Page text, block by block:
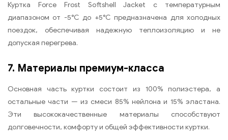
Куртка Force Frost Softshell Jacket с температурным
диапазоном от -5°C до +5°C предназначена для холодных
поездок, обеспечивая надежную теплоизоляцию и не
допуская перегрева.
7. Материалы премиум-класса
Основная часть куртки состоит из 100% полиэстера, а
остальные части — из смеси 85% нейлона и 15% эластана.
Эти высококачественные материалы способствуют
долговечности, комфорту и общей эффективности куртки.